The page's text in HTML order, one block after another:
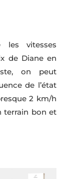
les vitesses
de Diane en
on peut
de l’état
2 km/h
terrain bon et